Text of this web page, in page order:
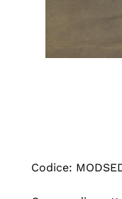
Codice: